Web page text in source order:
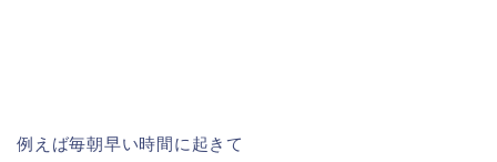
例えば毎朝早い時間に起きて